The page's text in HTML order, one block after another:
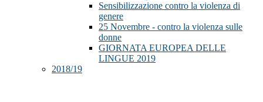
Sensibilizzazione contro la violenza di
genere
25 Novembre - contro la violenza sulle
donne
GIORNATA EUROPEA DELLE
LINGUE 2019
2018/19